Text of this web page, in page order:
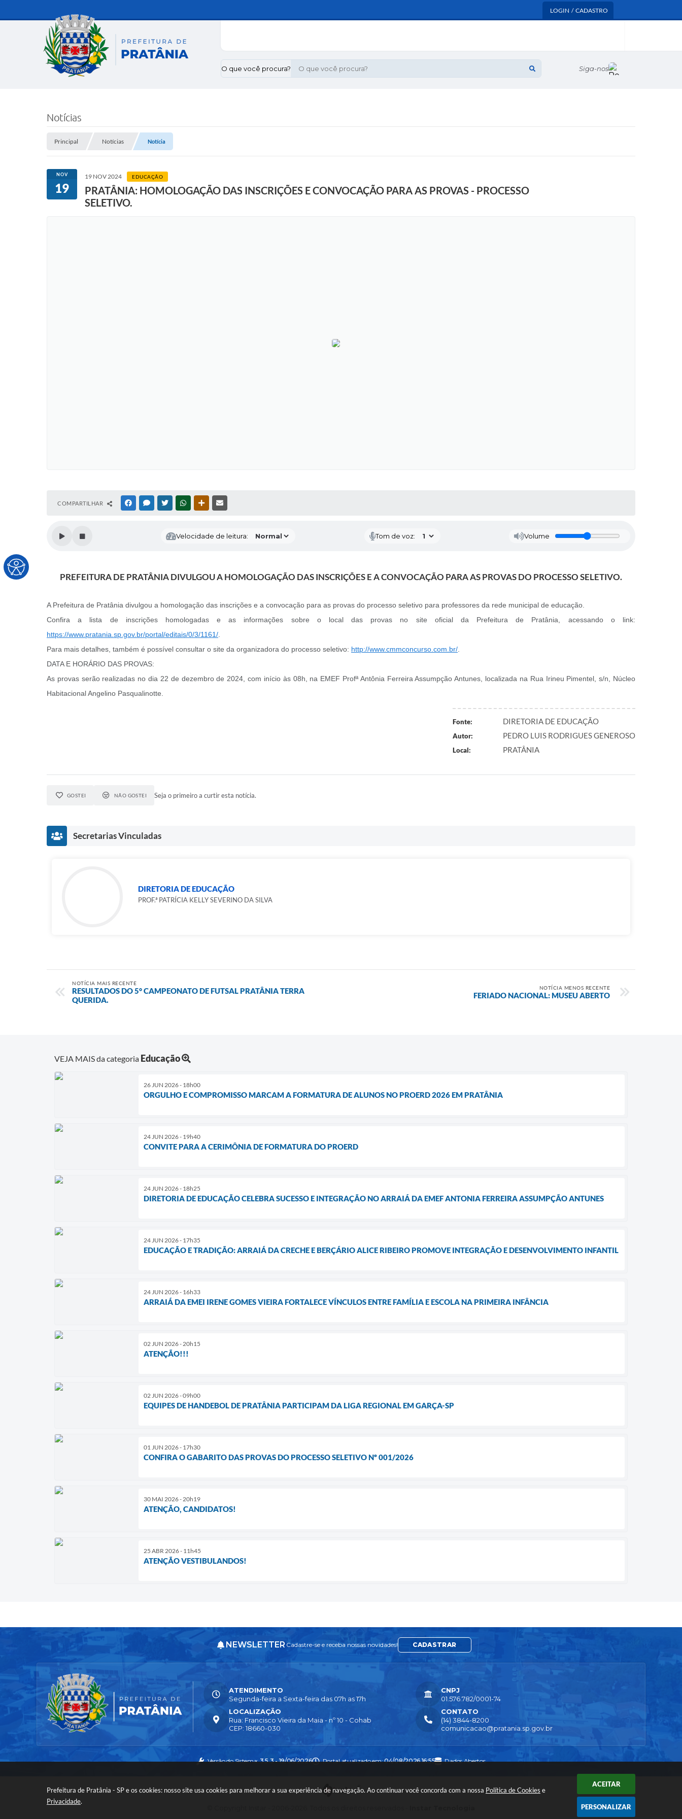
Prefeitura de Pratânia - SP e os cookies: nosso site usa cookies para melhorar a sua experiência de navegação. Ao continuar você concorda com a nossa Política de Cookies e
Privacidade.
ACEITAR
PERSONALIZAR
LOGIN / CADASTRO
O que você procura? Siga-nos
Notícias
Principal Notícias Notícia
NOV
19
19 NOV 2024 EDUCAÇÃO
PRATÂNIA: HOMOLOGAÇÃO DAS INSCRIÇÕES E CONVOCAÇÃO PARA AS PROVAS - PROCESSO
SELETIVO.
COMPARTILHAR FACEBOOKMESSENGER
TWITTERWHATSAPPOUTRAS MÍDIAS
Velocidade de leitura: Tom de voz: Volume
PREFEITURA DE PRATÂNIA DIVULGOU A HOMOLOGAÇÃO DAS INSCRIÇÕES E A CONVOCAÇÃO PARA AS PROVAS DO PROCESSO SELETIVO.
A Prefeitura de Pratânia divulgou a homologação das inscrições e a convocação para as provas do processo seletivo para professores da rede municipal de educação.
Confira a lista de inscrições homologadas e as informações sobre o local das provas no site oficial da Prefeitura de Pratânia, acessando o link:
https://www.pratania.sp.gov.br/portal/editais/0/3/1161/
Para mais detalhes, também é possível consultar o site da organizadora do processo seletivo: http://www.cmmconcurso.com.br/
DATA E HORÁRIO DAS PROVAS:
As provas serão realizadas no dia 22 de dezembro de 2024, com início às 08h, na EMEF Profª Antônia Ferreira Assumpção Antunes, localizada na Rua Irineu Pimentel, s/n, Núcleo
Habitacional Angelino Pasqualinotte.
Fonte: DIRETORIA DE EDUCAÇÃO
Autor: PEDRO LUIS RODRIGUES GENEROSO
Local: PRATÂNIA
GOSTEI NÃO GOSTEI Seja o primeiro a curtir esta notícia.
Secretarias Vinculadas
DIRETORIA DE EDUCAÇÃO
PROF.ª PATRÍCIA KELLY SEVERINO DA SILVA
NOTÍCIA MAIS RECENTE
RESULTADOS DO 5° CAMPEONATO DE FUTSAL PRATÂNIA TERRA
QUERIDA.
NOTÍCIA MENOS RECENTE
FERIADO NACIONAL: MUSEU ABERTO
VEJA MAIS da categoria Educação
26 JUN 2026 - 18h00
ORGULHO E COMPROMISSO MARCAM A FORMATURA DE ALUNOS NO PROERD 2026 EM PRATÂNIA
24 JUN 2026 - 19h40
CONVITE PARA A CERIMÔNIA DE FORMATURA DO PROERD
24 JUN 2026 - 18h25
DIRETORIA DE EDUCAÇÃO CELEBRA SUCESSO E INTEGRAÇÃO NO ARRAIÁ DA EMEF ANTONIA FERREIRA ASSUMPÇÃO ANTUNES
24 JUN 2026 - 17h35
EDUCAÇÃO E TRADIÇÃO: ARRAIÁ DA CRECHE E BERÇÁRIO ALICE RIBEIRO PROMOVE INTEGRAÇÃO E DESENVOLVIMENTO INFANTIL
24 JUN 2026 - 16h33
ARRAIÁ DA EMEI IRENE GOMES VIEIRA FORTALECE VÍNCULOS ENTRE FAMÍLIA E ESCOLA NA PRIMEIRA INFÂNCIA
02 JUN 2026 - 20h15
ATENÇÃO!!!
02 JUN 2026 - 09h00
EQUIPES DE HANDEBOL DE PRATÂNIA PARTICIPAM DA LIGA REGIONAL EM GARÇA-SP
01 JUN 2026 - 17h30
CONFIRA O GABARITO DAS PROVAS DO PROCESSO SELETIVO Nº 001/2026
30 MAI 2026 - 20h19
ATENÇÃO, CANDIDATOS!
25 ABR 2026 - 11h45
ATENÇÃO VESTIBULANDOS!
NEWSLETTER Cadastre-se e receba nossas novidades! CADASTRAR
LOCALIZAÇÃO
Rua: Francisco Vieira da Maia - nº 10 - Cohab
CEP: 18660-030
CONTATO
(14) 3844-8200
comunicacao@pratania.sp.gov.br
ATENDIMENTO
Segunda-feira a Sexta-feira das 07h as 17h
CNPJ
01.576.782/0001-74
Versão do Sistema:3.5.3 - 19/06/2026 Portal atualizado em:04/08/2026 16:55 Dados Abertos